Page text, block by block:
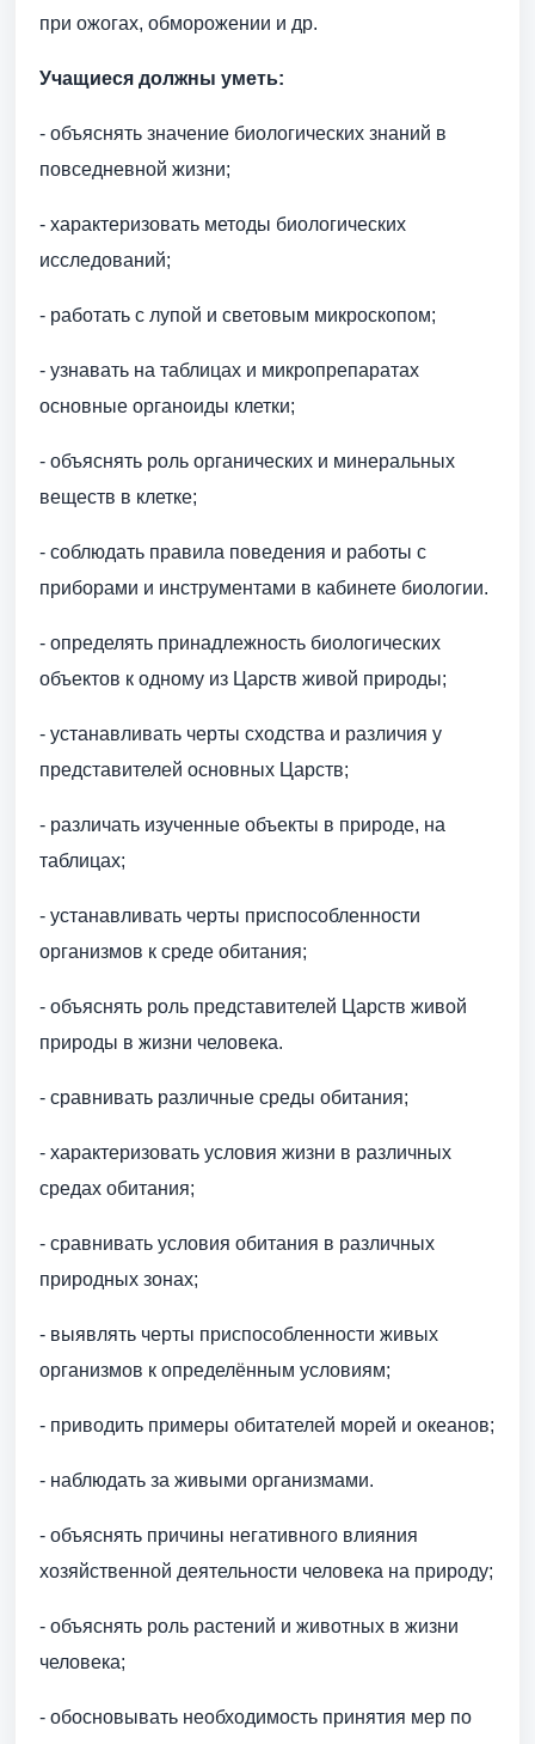
при ожогах, обморожении и др.
Учащиеся должны уметь:
- объяснять значение биологических знаний в
повседневной жизни;
- характеризовать методы биологических
исследований;
- работать с лупой и световым микроскопом;
- узнавать на таблицах и микропрепаратах
основные органоиды клетки;
- объяснять роль органических и минеральных
веществ в клетке;
- соблюдать правила поведения и работы с
приборами и инструментами в кабинете биологии.
- определять принадлежность биологических
объектов к одному из Царств живой природы;
- устанавливать черты сходства и различия у
представителей основных Царств;
- различать изученные объекты в природе, на
таблицах;
- устанавливать черты приспособленности
организмов к среде обитания;
- объяснять роль представителей Царств живой
природы в жизни человека.
- сравнивать различные среды обитания;
- характеризовать условия жизни в различных
средах обитания;
- сравнивать условия обитания в различных
природных зонах;
- выявлять черты приспособленности живых
организмов к определённым условиям;
- приводить примеры обитателей морей и океанов;
- наблюдать за живыми организмами.
- объяснять причины негативного влияния
хозяйственной деятельности человека на природу;
- объяснять роль растений и животных в жизни
человека;
- обосновывать необходимость принятия мер по